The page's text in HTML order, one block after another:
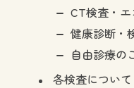
CT検査・
健康診断・
自由診療の
各検査について